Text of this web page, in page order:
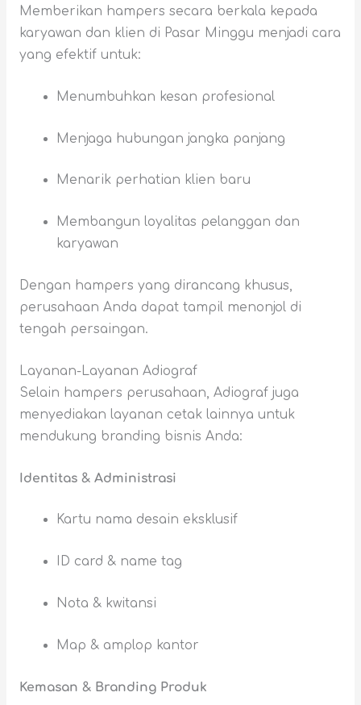
Memberikan hampers secara berkala kepada
karyawan dan klien di Pasar Minggu menjadi cara
yang efektif untuk:
Menumbuhkan kesan profesional
Menjaga hubungan jangka panjang
Menarik perhatian klien baru
Membangun loyalitas pelanggan dan
karyawan
Dengan hampers yang dirancang khusus,
perusahaan Anda dapat tampil menonjol di
tengah persaingan.
Layanan-Layanan Adiograf
Selain hampers perusahaan, Adiograf juga
menyediakan layanan cetak lainnya untuk
mendukung branding bisnis Anda:
Identitas & Administrasi
Kartu nama desain eksklusif
ID card & name tag
Nota & kwitansi
Map & amplop kantor
Kemasan & Branding Produk